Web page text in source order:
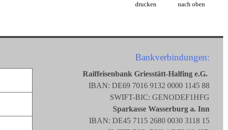
drucken nach oben
Bankverbindungen:
Raiffeisenbank Griesstätt-Halfing e.G.
IBAN: DE69 7016 9132 0000 1145 88
SWIFT-BIC: GENODEF1HFG
Sparkasse Wasserburg a. Inn
IBAN: DE45 7115 2680 0030 3118 15